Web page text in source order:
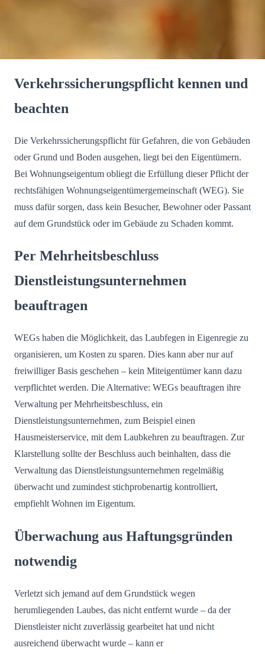
Verkehrssicherungspflicht kennen und
beachten
Die Verkehrssicherungspflicht für Gefahren, die von Gebäuden
oder Grund und Boden ausgehen, liegt bei den Eigentümern.
Bei Wohnungseigentum obliegt die Erfüllung dieser Pflicht der
rechtsfähigen Wohnungseigentümergemeinschaft (WEG). Sie
muss dafür sorgen, dass kein Besucher, Bewohner oder Passant
auf dem Grundstück oder im Gebäude zu Schaden kommt.
Per Mehrheitsbeschluss
Dienstleistungsunternehmen
beauftragen
WEGs haben die Möglichkeit, das Laubfegen in Eigenregie zu
organisieren, um Kosten zu sparen. Dies kann aber nur auf
freiwilliger Basis geschehen – kein Miteigentümer kann dazu
verpflichtet werden. Die Alternative: WEGs beauftragen ihre
Verwaltung per Mehrheitsbeschluss, ein
Dienstleistungsunternehmen, zum Beispiel einen
Hausmeisterservice, mit dem Laubkehren zu beauftragen. Zur
Klarstellung sollte der Beschluss auch beinhalten, dass die
Verwaltung das Dienstleistungsunternehmen regelmäßig
überwacht und zumindest stichprobenartig kontrolliert,
empfiehlt Wohnen im Eigentum.
Überwachung aus Haftungsgründen
notwendig
Verletzt sich jemand auf dem Grundstück wegen
herumliegenden Laubes, das nicht entfernt wurde – da der
Dienstleister nicht zuverlässig gearbeitet hat und nicht
ausreichend überwacht wurde – kann er